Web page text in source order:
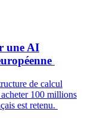
une AI
de calcul
100 millions
est retenu.